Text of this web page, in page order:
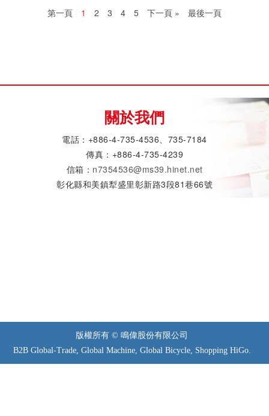
第一頁 1 2 3 4 5 下一頁 » 最後一頁
關於我們
電話：+886-4-735-4536、735-7184
傳真：+886-4-735-4239
信箱： n7354536@ms39.hinet.net
彰化縣和美鎮犁盛里彰新路3段81巷66號
版權所有 © 鳴偉股份有限公司
B2B Global-Trade, Global Machine, Global Bicycle, Shopping HiGo.